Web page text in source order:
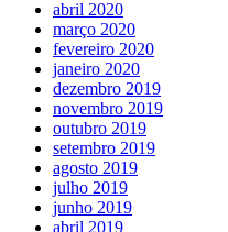
abril 2020
março 2020
fevereiro 2020
janeiro 2020
dezembro 2019
novembro 2019
outubro 2019
setembro 2019
agosto 2019
julho 2019
junho 2019
abril 2019